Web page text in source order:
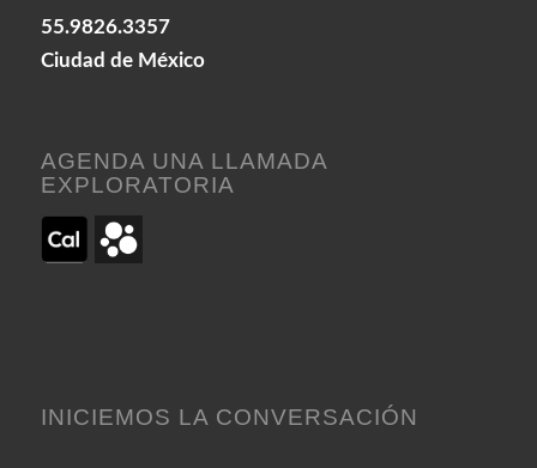
55.9826.3357
Ciudad de México
AGENDA UNA LLAMADA
EXPLORATORIA
INICIEMOS LA CONVERSACIÓN